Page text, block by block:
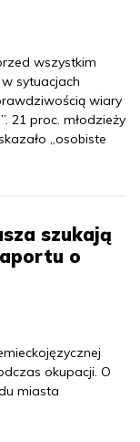
wszystkim
sytuacjach
wiary
21 proc. młodzieży
„osobiste
szukają
o
okupacji. O
miasta